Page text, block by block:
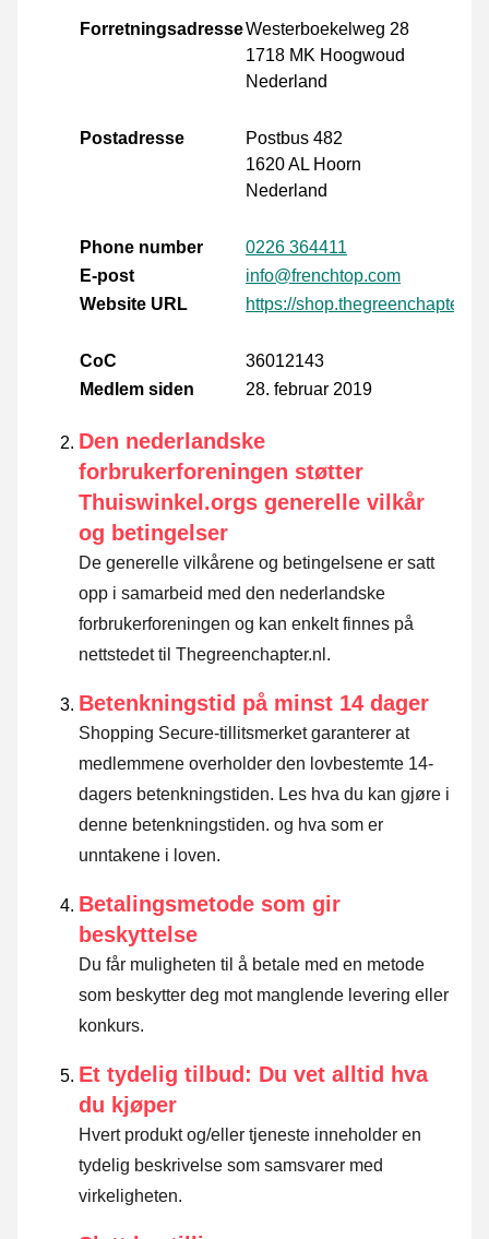
ForretningsadresseWesterboekelweg 28
1718 MK Hoogwoud
Nederland
Postadresse
Postbus 482
1620 AL Hoorn
Nederland
Phone number
0226 364411
E-post
info@frenchtop.com
Website URL
https://
CoC
36012143
Medlem siden
28. februar 2019
Den nederlandske
forbrukerforeningen støtter
Thuiswinkel.orgs generelle vilkår
og betingelser
De generelle vilkårene og betingelsene er satt
opp i samarbeid med den nederlandske
forbrukerforeningen og kan enkelt finnes på
nettstedet til Thegreenchapter.nl.
Betenkningstid på minst 14 dager
Shopping Secure-tillitsmerket garanterer at
medlemmene overholder den lovbestemte 14-
dagers betenkningstiden. Les hva du kan gjøre i
denne betenkningstiden. og hva som er
unntakene i loven.
Betalingsmetode som gir
beskyttelse
Du får muligheten til å betale med en metode
som beskytter deg mot manglende levering eller
konkurs.
Et tydelig tilbud: Du vet alltid hva
du kjøper
Hvert produkt og/eller tjeneste inneholder en
tydelig beskrivelse som samsvarer med
virkeligheten.